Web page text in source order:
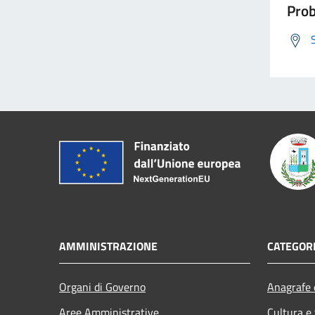
AMMINISTRAZIONE
Organi di Governo